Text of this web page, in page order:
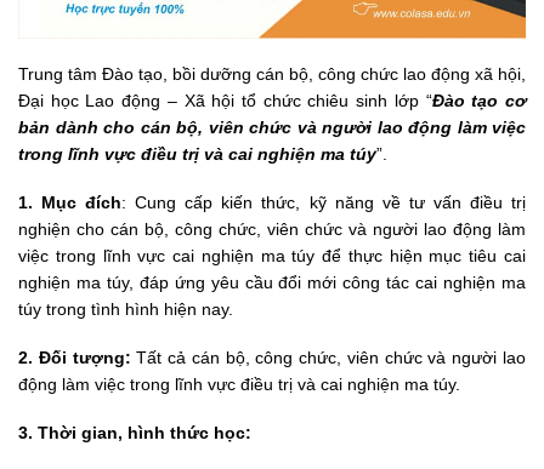
Trung tâm Đào tạo, bồi dưỡng cán bộ, công chức lao động xã hội,
Đại học Lao động – Xã hội tổ chức chiêu sinh lớp “Đào tạo cơ
bản dành cho cán bộ, viên chức và người lao động làm việc
trong lĩnh vực điều trị và cai nghiện ma túy”.
1. Mục đích: Cung cấp kiến thức, kỹ năng về tư vấn điều trị
nghiện cho cán bộ, công chức, viên chức và người lao động làm
việc trong lĩnh vực cai nghiện ma túy để thực hiện mục tiêu cai
nghiện ma túy, đáp ứng yêu cầu đổi mới công tác cai nghiện ma
túy trong tình hình hiện nay.
2. Đối tượng:Tất cả cán bộ, công chức, viên chức và người lao
động làm việc trong lĩnh vực điều trị và cai nghiện ma túy.
3. Thời gian, hình thức học: